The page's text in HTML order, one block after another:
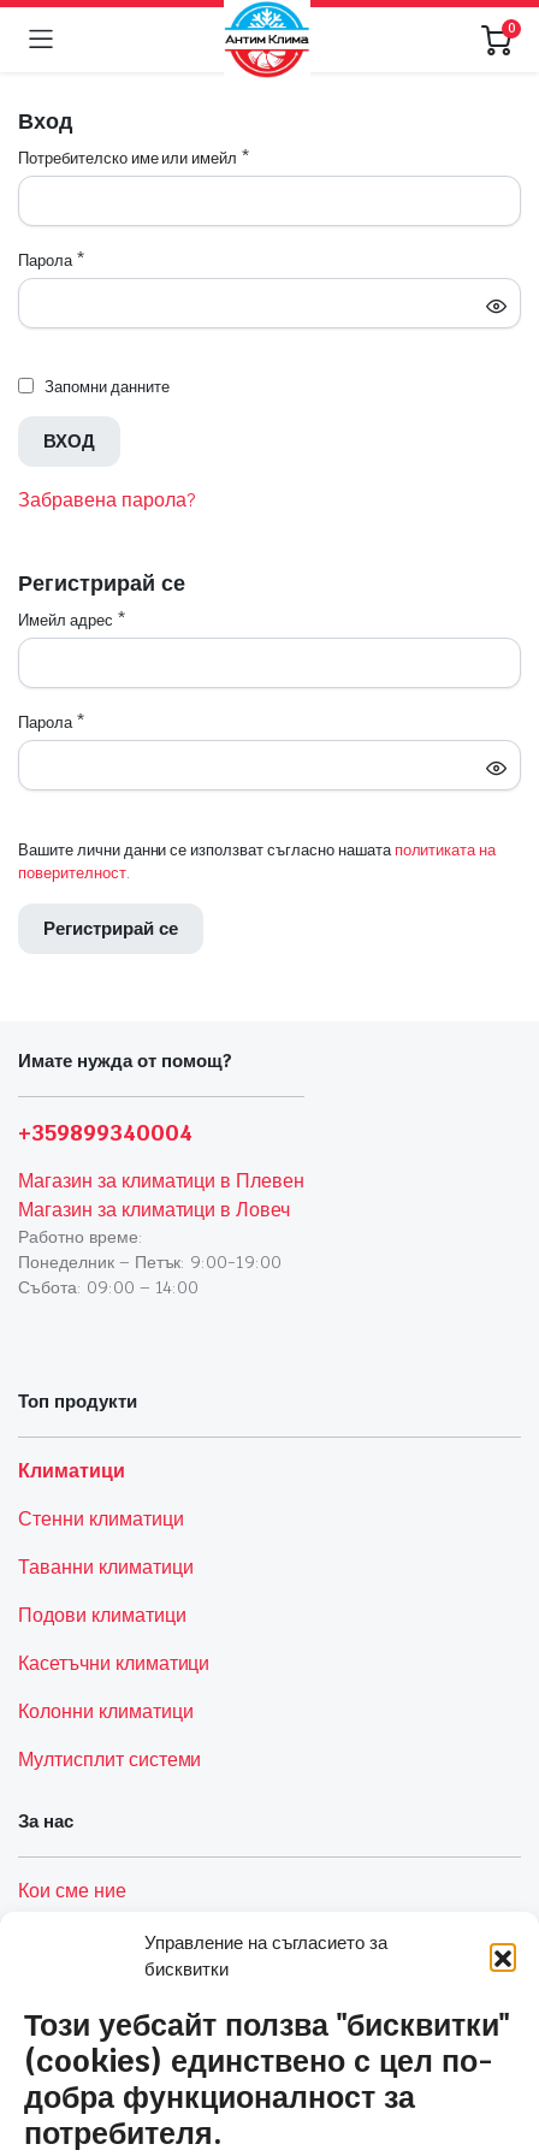
Управление на съгласието за
бисквитки
Този уебсайт ползва "бисквитки"
(cookies) единствено с цел по-
добра функционалност за
потребителя.
0
Вход
Потребителско име или имейл *
Парола*
Запомни данните
ВХОД
Забравена парола?
Регистрирай се
Имейл адрес *
Парола*
Вашите лични данни се използват съгласно нашатаполитиката на
поверителност.
Регистрирай се
Имате нужда от помощ?
+359899340004
Магазин за климатици в Плевен
Магазин за климатици в Ловеч
Работно време:
Понеделник – Петък: 9:00-19:00
Събота: 09:00 – 14:00
Топ продукти
Климатици
Стенни климатици
Таванни климатици
Подови климатици
Касетъчни климатици
Колонни климатици
Мултисплит системи
За нас
Кои сме ние
Полезни връзки
Общи условия и политика за сигурност